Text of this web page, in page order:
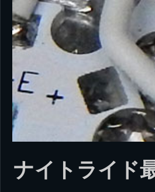
ナイトライド